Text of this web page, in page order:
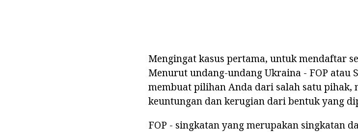
Mengingat kasus pertama, untuk mendaftar
Menurut undang-undang Ukraina - FOP atau
membuat pilihan Anda dari salah satu pihak,
keuntungan dan kerugian dari bentuk yang
FOP - singkatan yang merupakan singkatan